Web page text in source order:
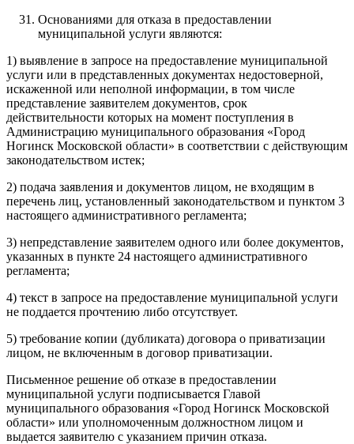
Основаниями для отказа в предоставлении
муниципальной услуги являются:
1) выявление в запросе на предоставление муниципальной
услуги или в представленных документах недостоверной,
искаженной или неполной информации, в том числе
представление заявителем документов, срок
действительности которых на момент поступления в
Администрацию муниципального образования «Город
Ногинск Московской области» в соответствии с действующим
законодательством истек;
2) подача заявления и документов лицом, не входящим в
перечень лиц, установленный законодательством и пунктом 3
настоящего административного регламента;
3) непредставление заявителем одного или более документов,
указанных в пункте 24 настоящего административного
регламента;
4) текст в запросе на предоставление муниципальной услуги
не поддается прочтению либо отсутствует.
5) требование копии (дубликата) договора о приватизации
лицом, не включенным в договор приватизации.
Письменное решение об отказе в предоставлении
муниципальной услуги подписывается Главой
муниципального образования «Город Ногинск Московской
области» или уполномоченным должностном лицом и
выдается заявителю с указанием причин отказа.